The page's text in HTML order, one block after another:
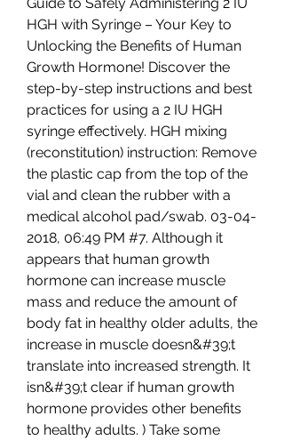
HGH with Syringe – Your Key to
Unlocking the Benefits of Human
Growth Hormone! Discover the
step-by-step instructions and best
practices for using a 2 IU HGH
syringe effectively. HGH mixing
(reconstitution) instruction: Remove
the plastic cap from the top of the
vial and clean the rubber with a
medical alcohol pad/swab. 03-04-
2018, 06:49 PM #7. Although it
appears that human growth
hormone can increase muscle
mass and reduce the amount of
body fat in healthy older adults, the
increase in muscle doesn&#39;t
translate into increased strength. It
isn&#39;t clear if human growth
hormone provides other benefits
to healthy adults. ) Take some